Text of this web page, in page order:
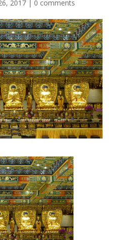
2017| 0 comments